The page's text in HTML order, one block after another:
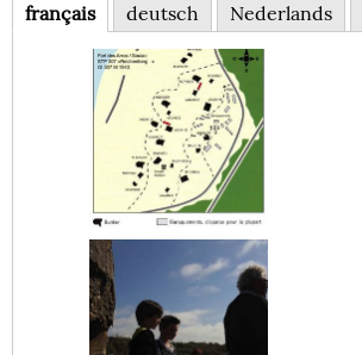
français deutsch Nederlands